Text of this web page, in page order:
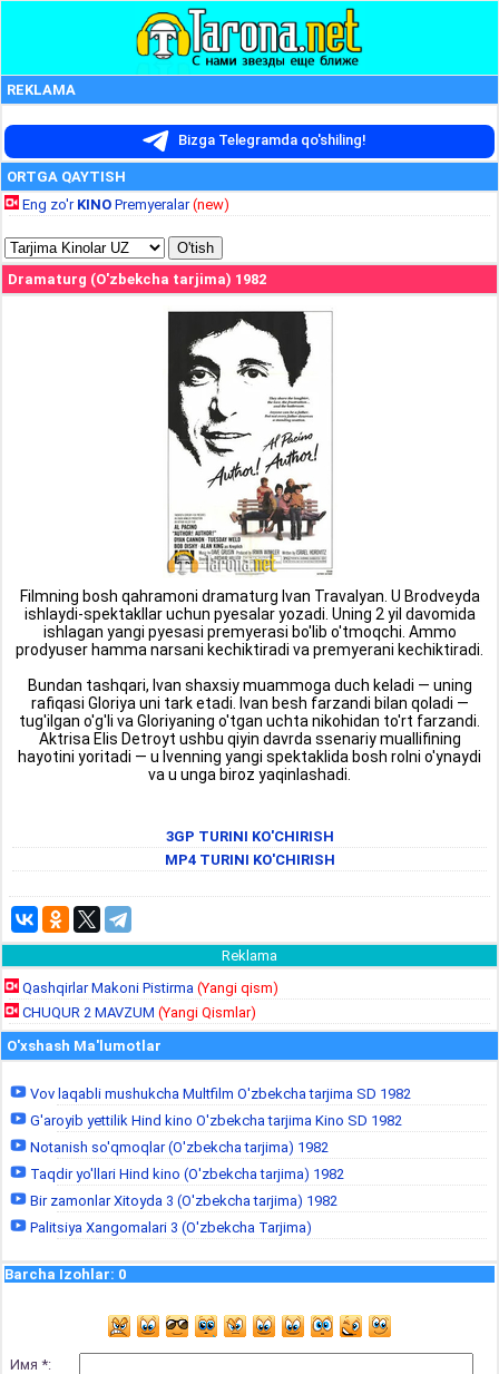
REKLAMA
Bizga Telegramda qo'shiling!
ORTGA QAYTISH
Eng zo'r KINO Premyeralar(new)
Dramaturg (O'zbekcha tarjima) 1982
Filmning bosh qahramoni dramaturg Ivan Travalyan. U Brodveyda
ishlaydi-spektakllar uchun pyesalar yozadi. Uning 2 yil davomida
ishlagan yangi pyesasi premyerasi bo'lib o'tmoqchi. Ammo
prodyuser hamma narsani kechiktiradi va premyerani kechiktiradi.
Bundan tashqari, Ivan shaxsiy muammoga duch keladi — uning
rafiqasi Gloriya uni tark etadi. Ivan besh farzandi bilan qoladi —
tug'ilgan o'g'li va Gloriyaning o'tgan uchta nikohidan to'rt farzandi.
Aktrisa Elis Detroyt ushbu qiyin davrda ssenariy muallifining
hayotini yoritadi — u Ivenning yangi spektaklida bosh rolni o'ynaydi
va u unga biroz yaqinlashadi.
3GP TURINI KO'CHIRISH
MP4 TURINI KO'CHIRISH
Reklama
Qashqirlar Makoni Pistirma (Yangi qism)
CHUQUR 2 MAVZUM (Yangi Qismlar)
O'xshash Ma'lumotlar
Vov laqabli mushukcha Multfilm O'zbekcha tarjima SD 1982
G'aroyib yettilik Hind kino O'zbekcha tarjima Kino SD 1982
Notanish so'qmoqlar (O'zbekcha tarjima) 1982
Taqdir yo'llari Hind kino (O'zbekcha tarjima) 1982
Bir zamonlar Xitoyda 3 (O'zbekcha tarjima) 1982
Palitsiya Xangomalari 3 (O'zbekcha Tarjima)
Barcha Izohlar: 0
Имя *: